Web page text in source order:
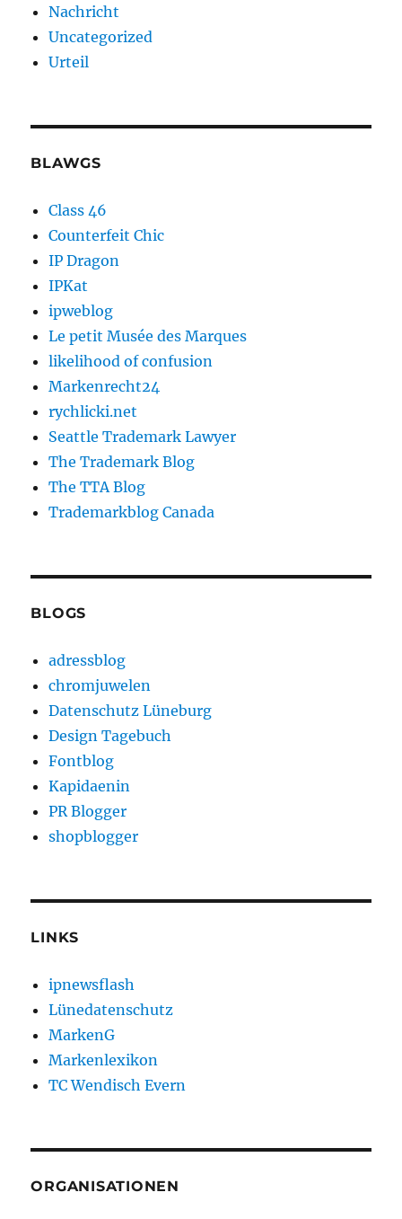
Nachricht
Uncategorized
Urteil
BLAWGS
Class 46
Counterfeit Chic
IP Dragon
IPKat
ipweblog
Le petit Musée des Marques
likelihood of confusion
Markenrecht24
rychlicki.net
Seattle Trademark Lawyer
The Trademark Blog
The TTA Blog
Trademarkblog Canada
BLOGS
adressblog
chromjuwelen
Datenschutz Lüneburg
Design Tagebuch
Fontblog
Kapidaenin
PR Blogger
shopblogger
LINKS
ipnewsflash
Lünedatenschutz
MarkenG
Markenlexikon
TC Wendisch Evern
ORGANISATIONEN